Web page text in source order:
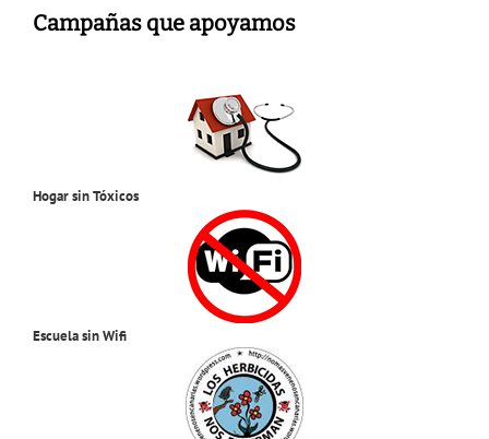
Campañas que apoyamos
Hogar sin Tóxicos
Escuela sin Wifi